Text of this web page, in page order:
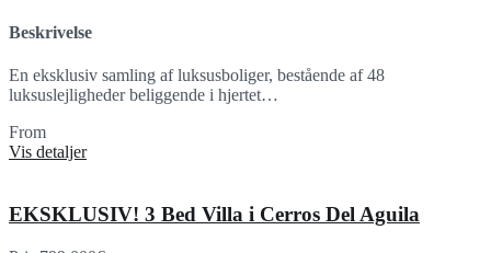
Beskrivelse
En eksklusiv samling af luksusboliger, bestående af 48
luksuslejligheder beliggende i hjertet…
From
Vis detaljer
EKSKLUSIV! 3 Bed Villa i Cerros Del Aguila